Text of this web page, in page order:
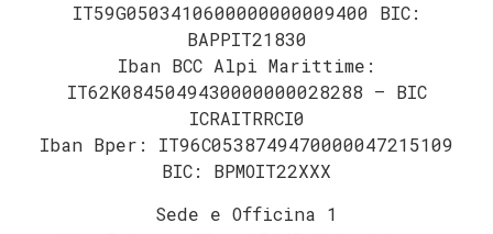
IT59G0503410600000000009400 BIC:
BAPPIT21830
Iban BCC Alpi Marittime:
IT62K0845049430000000028288 – BIC
ICRAITRRCI0
Iban Bper: IT96C0538749470000047215109
BIC: BPMOIT22XXX
Sede e Officina 1